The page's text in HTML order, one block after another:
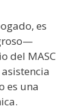
es
del MASC
es una